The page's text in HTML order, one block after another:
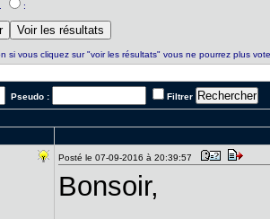
:
si vous cliquez sur "voir les résultats" vous ne pourrez plus
Pseudo : Filtrer
Posté le 07-09-2016 à 20:39:57
Bonsoir,